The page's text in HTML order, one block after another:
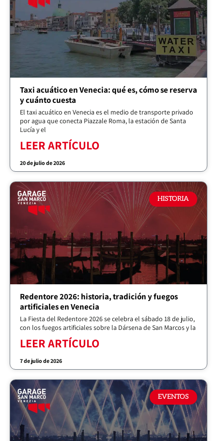
Taxi acuático en Venecia: qué es, cómo se reserva
y cuánto cuesta
El taxi acuático en Venecia es el medio de transporte privado
por agua que conecta Piazzale Roma, la estación de Santa
Lucía y el
LEER ARTÍCULO
20 de julio de 2026
HISTORIA
Redentore 2026: historia, tradición y fuegos
artificiales en Venecia
La Fiesta del Redentore 2026 se celebra el sábado 18 de julio,
con los fuegos artificiales sobre la Dársena de San Marcos y la
LEER ARTÍCULO
7 de julio de 2026
EVENTOS